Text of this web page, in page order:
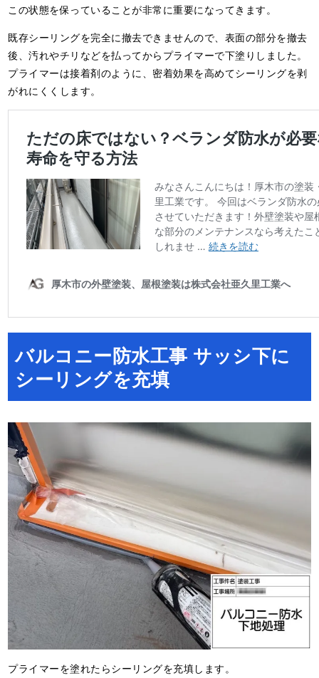
この状態を保っていることが非常に重要になってきます。
既存シーリングを完全に撤去できませんので、表面の部分を撤去
後、汚れやチリなどを払ってからプライマーで下塗りしました。
プライマーは接着剤のように、密着効果を高めてシーリングを剥
がれにくくします。
バルコニー防水工事 サッシ下に
シーリングを充填
プライマーを塗れたらシーリングを充填します。